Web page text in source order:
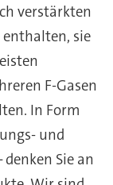
verstärkten
sie
F-Gasen
In Form
und
Sie an